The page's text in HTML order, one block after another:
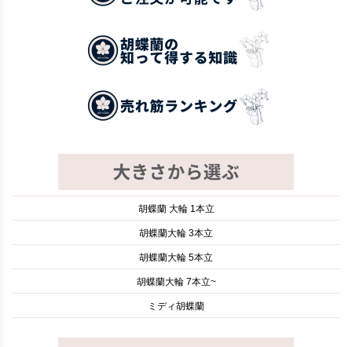
胡蝶蘭 大輪 1本立
胡蝶蘭大輪 3本立
胡蝶蘭大輪 5本立
胡蝶蘭大輪 7本立~
ミディ胡蝶蘭